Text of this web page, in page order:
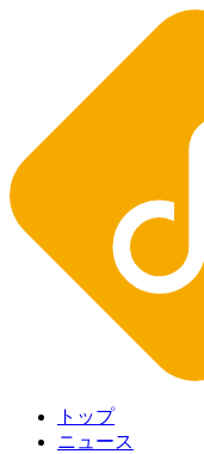
トップ
ニュース